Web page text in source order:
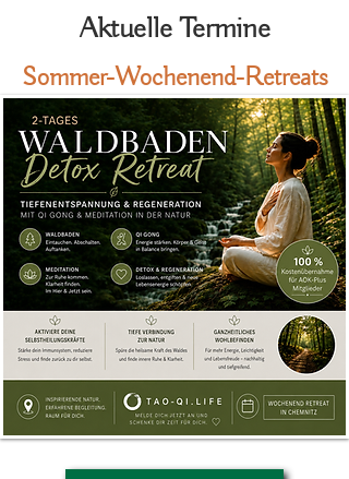
Aktuelle Termine
Sommer-Wochenend-Retreats